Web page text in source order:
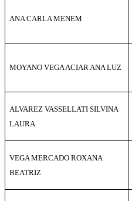
ANA CARLA MENEM
MOYANO VEGA ACIAR ANA LUZ
ALVAREZ VASSELLATI SILVINA
LAURA
VEGA MERCADO ROXANA
BEATRIZ